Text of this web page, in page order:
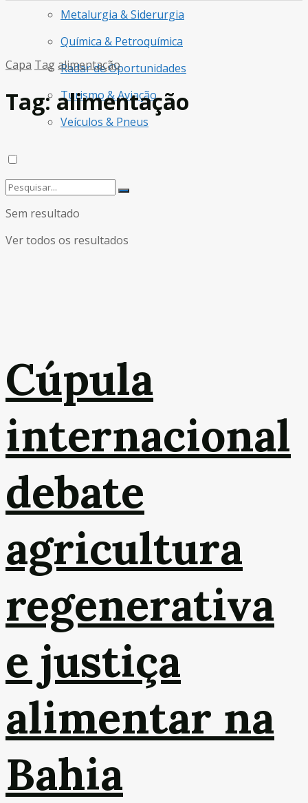
Metalurgia & Siderurgia
Química & Petroquímica
Radar de Oportunidades
Turismo & Aviação
Veículos & Pneus
Sem resultado
Ver todos os resultados
Capa Tagalimentação
Tag:alimentação
Cúpula
internacional
debate
agricultura
regenerativa
e justiça
alimentar na
Bahia